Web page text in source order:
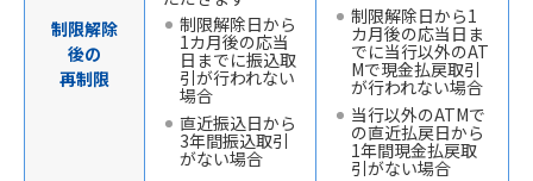
制限解除
後の
再制限
制限解除日から
1カ月後の応当
日までに振込取
引が行われない
場合
直近振込日から
3年間振込取引
がない場合
制限解除日から1
カ月後の応当日ま
でに当行以外のAT
Mで現金払戻取引
が行われない場合
当行以外のATMで
の直近払戻日から
1年間現金払戻取
引がない場合